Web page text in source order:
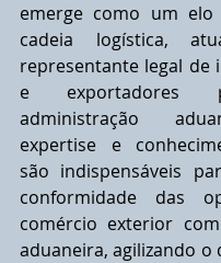
emerge como um elo
cadeia logística,
representante legal de
e exportadores
administração
expertise e
são indispensáveis
conformidade das
comércio exterior
aduaneira, agilizando o